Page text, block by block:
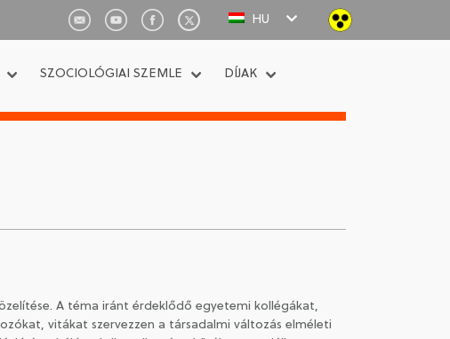
HU
SZOCIOLÓGIAI SZEMLE DÍJAK
A téma iránt érdeklődő egyetemi kollégákat,
vitákat szervezzen a társadalmi változás elméleti